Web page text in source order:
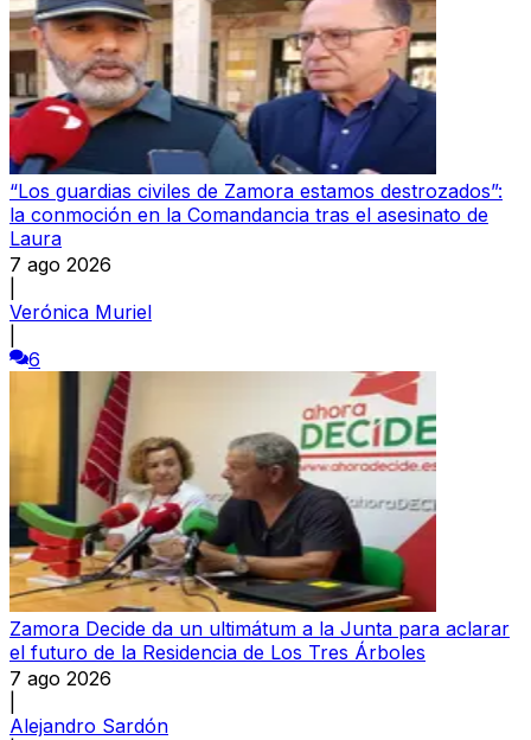
“Los guardias civiles de Zamora estamos destrozados”:
la conmoción en la Comandancia tras el asesinato de
Laura
7 ago 2026
Verónica Muriel
6
Zamora Decide da un ultimátum a la Junta para aclarar
el futuro de la Residencia de Los Tres Árboles
7 ago 2026
Alejandro Sardón